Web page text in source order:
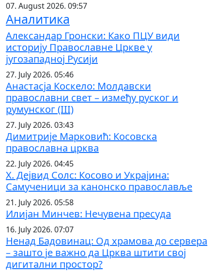
07. August 2026. 09:57
Аналитика
Александар Гронски: Како ПЦУ види
историју Православне Цркве у
југозападној Русији
27. July 2026. 05:46
Анастасја Коскело: Молдавски
православни свет – између руског и
румунског (III)
27. July 2026. 03:43
Димитрије Марковић: Косовска
православна црква
22. July 2026. 04:45
Х. Дејвид Солс: Косово и Украјина:
Самученици за канонско православље
21. July 2026. 05:58
Илијан Минчев: Нечувена пресуда
16. July 2026. 07:07
Ненад Бадовинац: Од храмова до сервера
– зашто је важно да Црква штити свој
дигитални простор?